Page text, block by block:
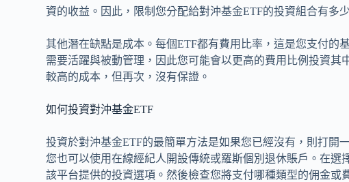
資的收益。因此，限制您分配給對沖基金ETF的投資組合有多
其他潛在缺點是成本。每個ETF都有費用比率，這是您支付的
需要活躍與被動管理，因此您可能會以更高的費用比例投資其
較高的成本，但再次，沒有保證。
如何投資對沖基金ETF
投資於對沖基金ETF的最簡單方法是如果您已經沒有，則打開
您也可以使用在線經紀人開設傳統或羅斯個別退休賬戶。在
該平台提供的投資選項。然後檢查您將支付哪種類型的佣金或